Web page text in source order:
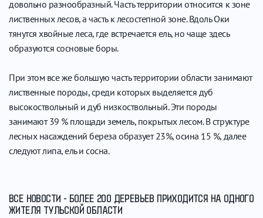
довольно разнообразный. Часть территории относится к зоне
лиственных лесов, а часть к лесостепной зоне. Вдоль Оки
тянутся хвойные леса, где встречается ель, но чаще здесь
образуются сосновые боры.
При этом все же большую часть территории области занимают
лиственные породы, среди которых выделяется дуб
высокоствольный и дуб низкоствольный. Эти породы
занимают 39 % площади земель, покрытых лесом. В структуре
лесных насаждений береза образует 23%, осина 15 %, далее
следуют липа, ель и сосна.
ВСЕ НОВОСТИ - БОЛЕЕ 200 ДЕРЕВЬЕВ ПРИХОДИТСЯ НА ОДНОГО
ЖИТЕЛЯ ТУЛЬСКОЙ ОБЛАСТИ